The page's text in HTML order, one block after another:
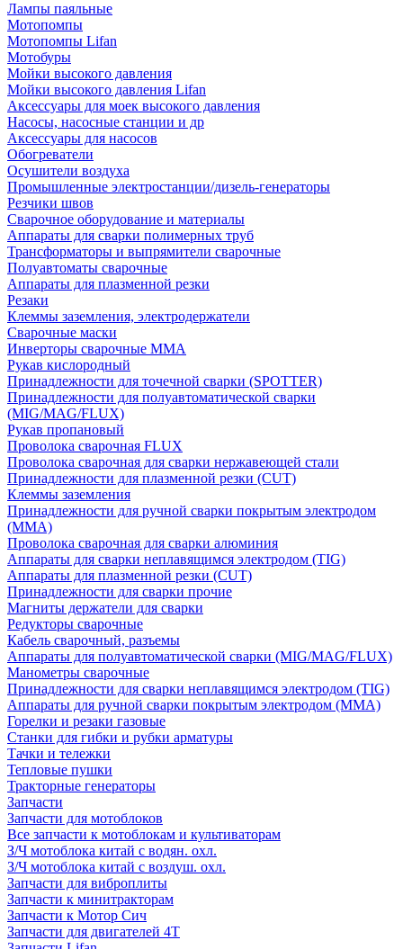
Лампы паяльные
Мотопомпы
Мотопомпы Lifan
Мотобуры
Мойки высокого давления
Мойки высокого давления Lifan
Аксессуары для моек высокого давления
Насосы, насосные станции и др
Аксессуары для насосов
Обогреватели
Осушители воздуха
Промышленные электростанции/дизель-генераторы
Резчики швов
Сварочное оборудование и материалы
Аппараты для сварки полимерных труб
Трансформаторы и выпрямители сварочные
Полуавтоматы сварочные
Аппараты для плазменной резки
Резаки
Клеммы заземления, электродержатели
Сварочные маски
Инверторы сварочные ММА
Рукав кислородный
Принадлежности для точечной сварки (SPOTTER)
Принадлежности для полуавтоматической сварки
(MIG/MAG/FLUX)
Рукав пропановый
Проволока сварочная FLUX
Проволока сварочная для сварки нержавеющей стали
Принадлежности для плазменной резки (CUT)
Клеммы заземления
Принадлежности для ручной сварки покрытым электродом
(MMA)
Проволока сварочная для сварки алюминия
Аппараты для сварки неплавящимся электродом (TIG)
Аппараты для плазменной резки (CUT)
Принадлежности для сварки прочие
Магниты держатели для сварки
Редукторы сварочные
Кабель сварочный, разъемы
Аппараты для полуавтоматической сварки (MIG/MAG/FLUX)
Манометры сварочные
Принадлежности для сварки неплавящимся электродом (TIG)
Аппараты для ручной сварки покрытым электродом (MMA)
Горелки и резаки газовые
Станки для гибки и рубки арматуры
Тачки и тележки
Тепловые пушки
Тракторные генераторы
Запчасти
Запчасти для мотоблоков
Все запчасти к мотоблокам и культиваторам
З/Ч мотоблока китай с водян. охл.
З/Ч мотоблока китай с воздуш. охл.
Запчасти для виброплиты
Запчасти к минитракторам
Запчасти к Мотор Сич
Запчасти для двигателей 4Т